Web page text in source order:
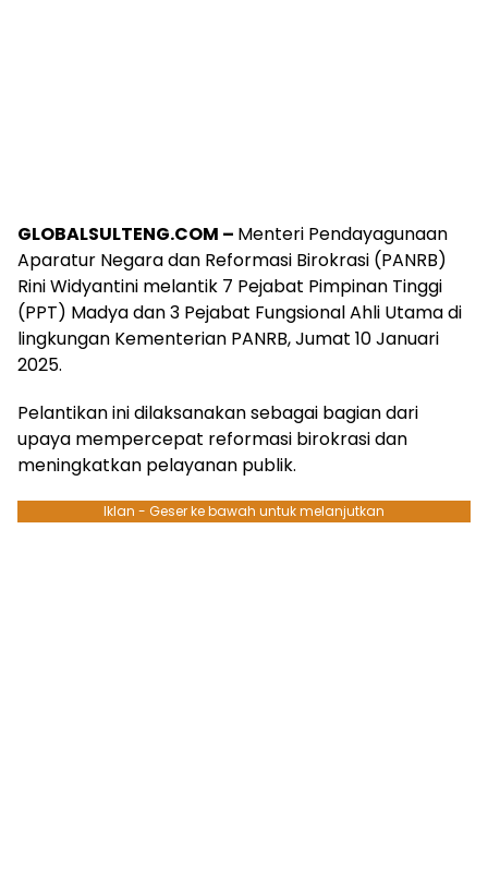
GLOBALSULTENG.COM – Menteri Pendayagunaan
Aparatur Negara dan Reformasi Birokrasi (PANRB)
Rini Widyantini melantik 7 Pejabat Pimpinan Tinggi
(PPT) Madya dan 3 Pejabat Fungsional Ahli Utama di
lingkungan Kementerian PANRB, Jumat 10 Januari
2025.
Pelantikan ini dilaksanakan sebagai bagian dari
upaya mempercepat reformasi birokrasi dan
meningkatkan pelayanan publik.
Iklan - Geser ke bawah untuk melanjutkan